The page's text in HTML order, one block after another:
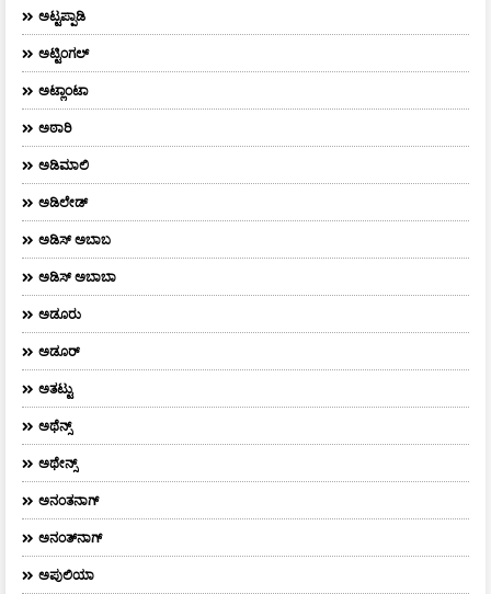
ಅಟ್ಟಪ್ಪಾಡಿ
ಅಟ್ಟಿಂಗಲ್
ಅಟ್ಲಾಂಟಾ
ಅಠಾರಿ
ಅಡಿಮಾಲಿ
ಅಡಿಲೇಡ್
ಅಡಿಸ್ ಅಬಾಬ
ಅಡಿಸ್ ಅಬಾಬಾ
ಅಡೂರು
ಅಡೂರ್
ಅತಟ್ಟು
ಅಥೆನ್ಸ್
ಅಥೇನ್ಸ್‌
ಅನಂತನಾಗ್
ಅನಂತ್‌ನಾಗ್‌
ಅಪುಲಿಯಾ